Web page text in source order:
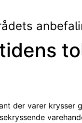
der varer krysser